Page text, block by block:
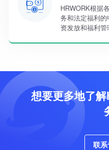
HRWORK根据
务和法定福利
资发放和福利管
想要更多地了
联